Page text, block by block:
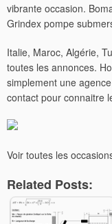
vibrante occasion.
Grindex pompe
Italie, Maroc, Algérie,
toutes les annonces.
simplement une
contact pour connaitre
Voir toutes les
Related Posts: